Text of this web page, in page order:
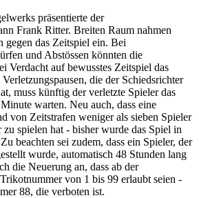
präsentierte der
Frank Ritter. Breiten Raum nahmen
gegen das Zeitspiel ein. Bei
und Abstössen könnten die
Verdacht auf bewusstes Zeitspiel das
die der Schiedsrichter
muss künftig der verletzte Spieler das
warten. Neu auch, dass eine
von Zeitstrafen weniger als sieben Spieler
spielen hat - bisher wurde das Spiel in
beachten sei zudem, dass ein Spieler, der
wurde, automatisch 48 Stunden lang
die Neuerung an, dass ab der
von 1 bis 99 erlaubt seien -
88, die verboten ist.